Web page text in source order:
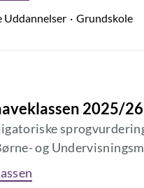
Uddannelser Grundskole
2025/26
og